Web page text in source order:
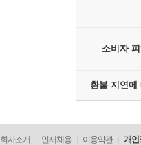
소비자
환불 지연에
회사소개 인재채용 이용약관 개인